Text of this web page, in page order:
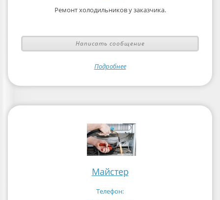
Ремонт холодильников у заказчика.
Написать сообщение
Подробнее
Майстер
Телефон: